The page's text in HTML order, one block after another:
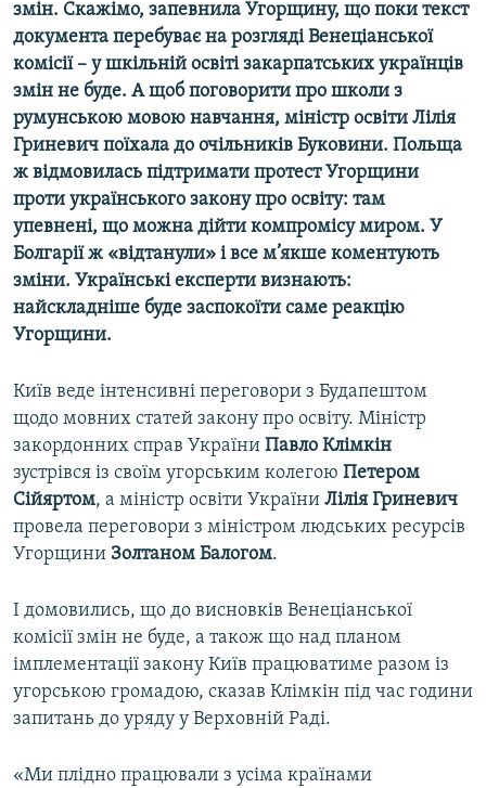
змін. Скажімо, запевнила Угорщину, що поки текст
документа перебуває на розгляді Венеціанської
комісії – у шкільній освіті закарпатських українців
змін не буде. А щоб поговорити про школи з
румунською мовою навчання, міністр освіти Лілія
Гриневич поїхала до очільників Буковини. Польща
ж відмовилась підтримати протест Угорщини
проти українського закону про освіту: там
упевнені, що можна дійти компромісу миром. У
Болгарії ж «відтанули» і все м’якше коментують
зміни. Українські експерти визнають:
найскладніше буде заспокоїти саме реакцію
Угорщини.
Київ веде інтенсивні переговори з Будапештом
щодо мовних статей закону про освіту. Міністр
закордонних справ України Павло Клімкін
зустрівся із своїм угорським колегою Петером
Сійяртом, а міністр освіти України Лілія Гриневич
провела переговори з міністром людських ресурсів
Угорщини Золтаном Балогом.
І домовились, що до висновків Венеціанської
комісії змін не буде, а також що над планом
імплементації закону Київ працюватиме разом із
угорською громадою, сказав Клімкін під час години
запитань до уряду у Верховній Раді.
«Ми плідно працювали з усіма країнами